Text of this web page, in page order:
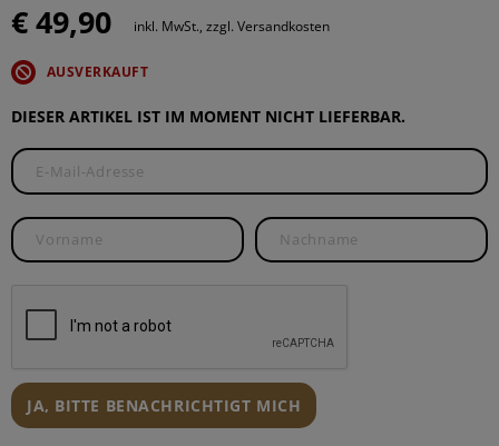
€ 49,90 inkl. MwSt., zzgl. Versandkosten
AUSVERKAUFT
DIESER ARTIKEL IST IM MOMENT NICHT LIEFERBAR.
JA, BITTE BENACHRICHTIGT MICH